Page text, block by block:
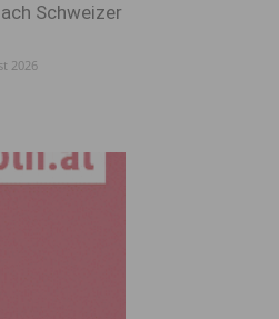
Schweizer
2026